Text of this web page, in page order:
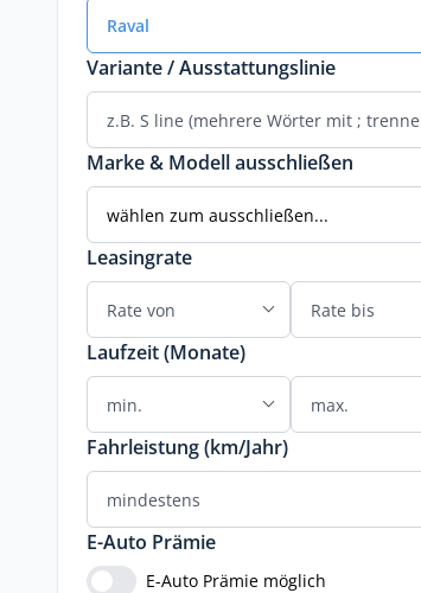
Raval
Variante / Ausstattungslinie
Marke & Modell ausschließen
wählen zum ausschließen...
Leasingrate
Laufzeit (Monate)
Fahrleistung (km/Jahr)
E-Auto Prämie
E-Auto Prämie möglich